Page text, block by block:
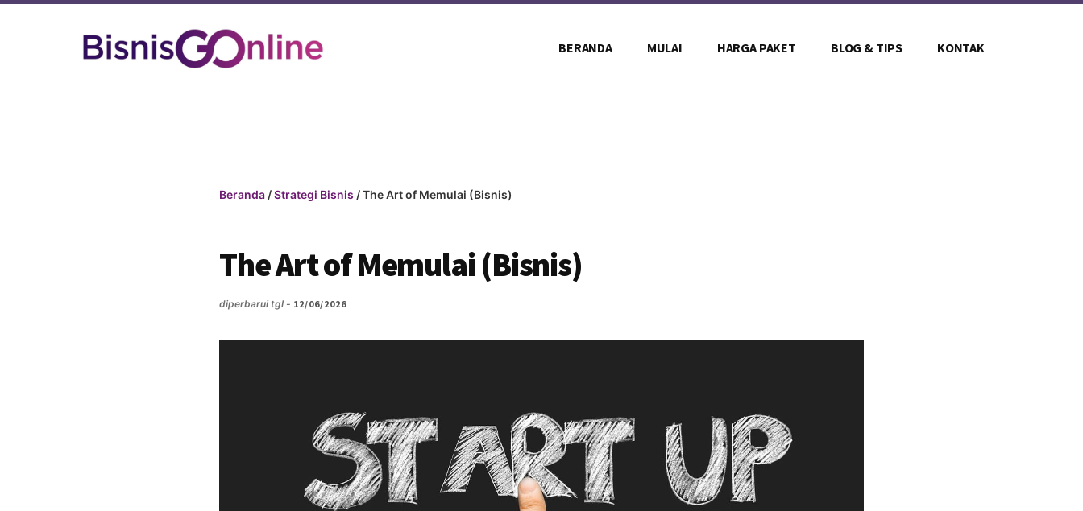
Additional
BERANDA MULAI HARGA PAKET BLOG & TIPS KONTAK
Beranda /Strategi Bisnis / The Art of Memulai (Bisnis)
The Art of Memulai (Bisnis)
diperbarui tgl - 12/06/2026